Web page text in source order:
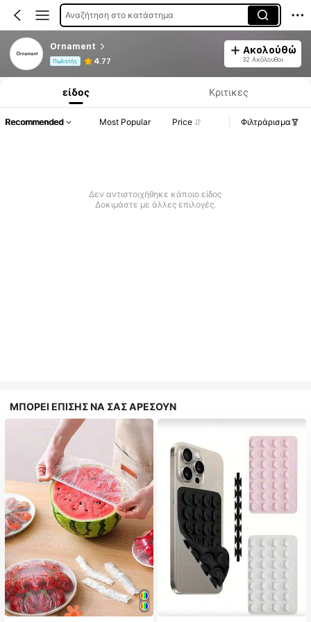
Αναζήτηση στο κατάστημα
Ornament
Πωλητής 4.77
Ακολούθώ
32 Ακόλουθοι
είδος Κριτικες
Recommended Most Popular Price Φιλτράρισμα
Δεν αντιστοιχήθηκε κάποιο είδος
Δοκιμάστε με άλλες επιλογές.
ΜΠΟΡΕΙ ΕΠΙΣΗΣ ΝΑ ΣΑΣ ΑΡΕΣΟΥΝ